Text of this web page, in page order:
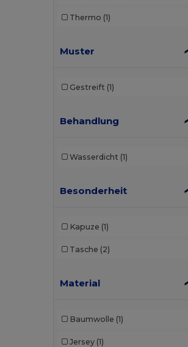
Thermo (1)
Muster
Gestreift (1)
Behandlung
Wasserdicht (1)
Besonderheit
Kapuze (1)
Tasche (2)
Material
Baumwolle (1)
Jersey (1)